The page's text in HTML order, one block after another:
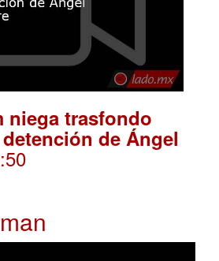
niega trasfondo
de Ángel